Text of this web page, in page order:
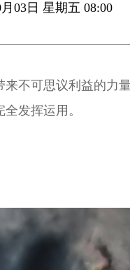
03日 星期五 08:00
不可思议利益的力
发挥运用。